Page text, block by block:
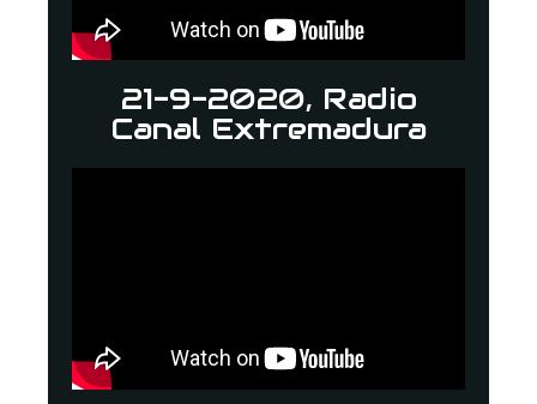
21-9-2020, Radio
Canal Extremadura